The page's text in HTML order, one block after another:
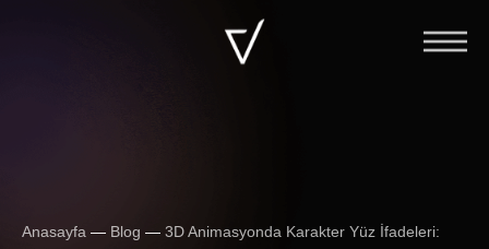
Anasayfa — Blog — 3D Animasyonda Karakter Yüz İfadeleri: